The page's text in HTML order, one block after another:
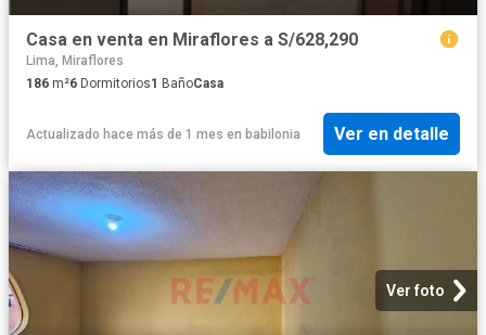
Casa en venta en Miraflores a S/628,290
Lima, Miraflores
186 m²6 Dormitorios1 BañoCasa
Actualizado hace más de 1 mes en babilonia Ver en detalle
Ver foto